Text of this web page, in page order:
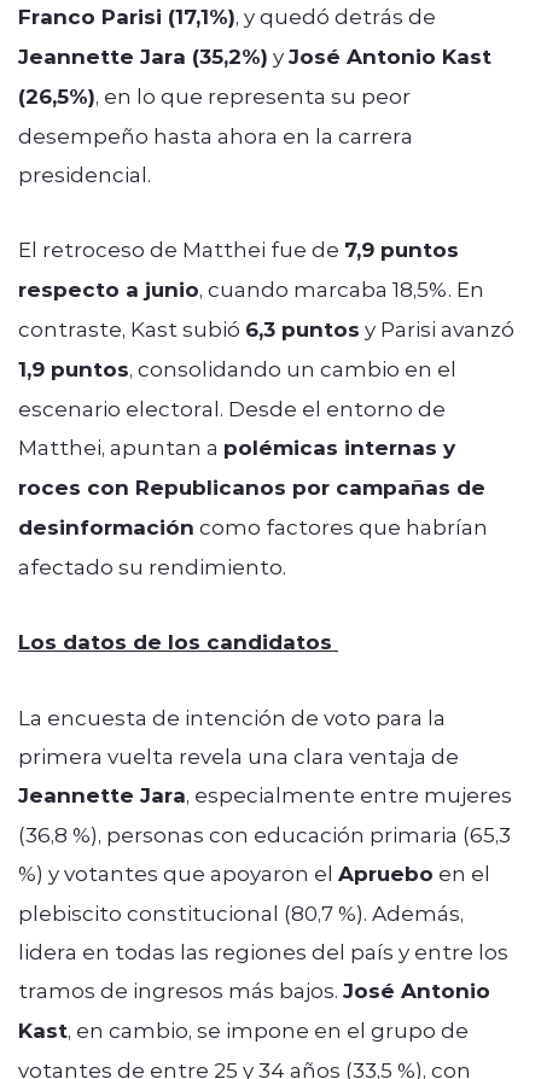
Franco Parisi (17,1%), y quedó detrás de
Jeannette Jara (35,2%) yJosé Antonio Kast
(26,5%), en lo que representa su peor
desempeño hasta ahora en la carrera
presidencial.
El retroceso de Matthei fue de 7,9 puntos
respecto a junio, cuando marcaba 18,5%. En
contraste, Kast subió 6,3 puntos y Parisi avanzó
1,9 puntos, consolidando un cambio en el
escenario electoral. Desde el entorno de
Matthei, apuntan a polémicas internas y
roces con Republicanos por campañas de
desinformación como factores que habrían
afectado su rendimiento.
Los datos de los candidatos
La encuesta de intención de voto para la
primera vuelta revela una clara ventaja de
Jeannette Jara, especialmente entre mujeres
(36,8 %), personas con educación primaria (65,3
%) y votantes que apoyaron el Apruebo en el
plebiscito constitucional (80,7 %). Además,
lidera en todas las regiones del país y entre los
tramos de ingresos más bajos. José Antonio
Kast, en cambio, se impone en el grupo de
votantes de entre 25 y 34 años (33,5 %), con